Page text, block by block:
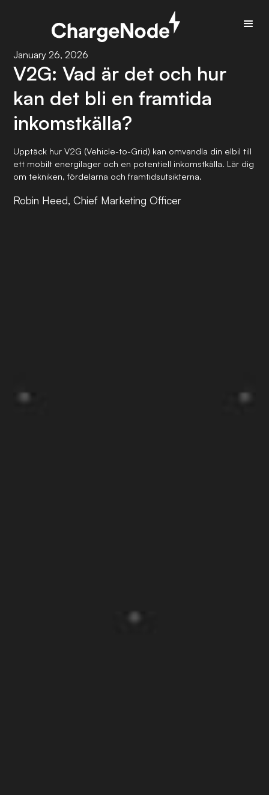
January 26, 2026
V2G: Vad är det och hur
kan det bli en framtida
inkomstkälla?
Upptäck hur V2G (Vehicle-to-Grid) kan omvandla din elbil till
ett mobilt energilager och en potentiell inkomstkälla. Lär dig
om tekniken, fördelarna och framtidsutsikterna.
Robin Heed, Chief Marketing Officer